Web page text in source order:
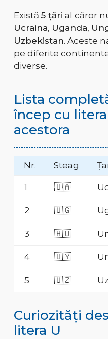
Există 5 țări al căror
Ucraina, Uganda,
Uzbekistan. Aceste
pe diferite
diverse.
Lista
încep cu
acestora
Nr. Steag
1 🇺🇦
2 🇺🇬
3 🇭🇺
4 🇺🇾
5 🇺🇿
Curiozități
litera U